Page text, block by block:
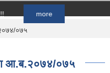
०७५
आ.ब.२०७४/०७५